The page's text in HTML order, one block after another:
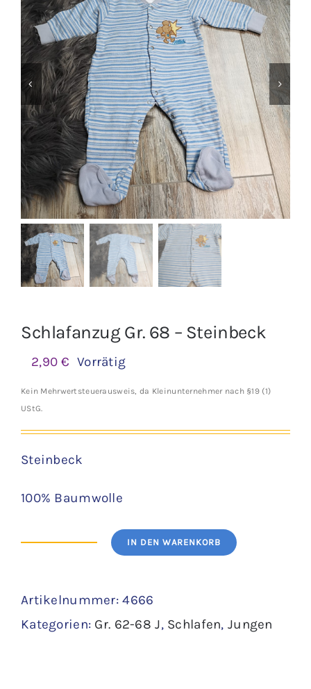
Jungen
Mädchen
Accesoires
Schuhe / Socken
Spielzeug
Babyausstattung
Krims Krams
Schlafanzug Gr. 68 – Steinbeck
2,90€ Vorrätig
Kein Mehrwertsteuerausweis, da Kleinunternehmer nach §19 (1)
UStG.
Steinbeck
100% Baumwolle
Schlafanzug
68
-
IN DEN WARENKORB
Artikelnummer:4666
Kategorien: Gr. 62-68 J, Schlafen, Jungen